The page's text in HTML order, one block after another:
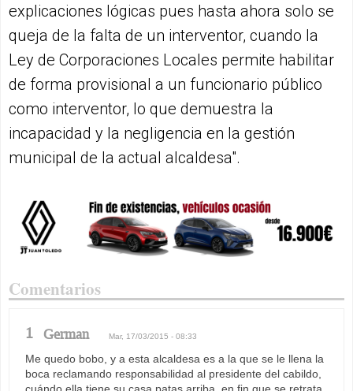
explicaciones lógicas pues hasta ahora solo se
queja de la falta de un interventor, cuando la
Ley de Corporaciones Locales permite habilitar
de forma provisional a un funcionario público
como interventor, lo que demuestra la
incapacidad y la negligencia en la gestión
municipal de la actual alcaldesa".
Comentarios
1 German Mar, 17/03/2015 - 08:33
Me quedo bobo, y a esta alcaldesa es a la que se le llena la
boca reclamando responsabilidad al presidente del cabildo,